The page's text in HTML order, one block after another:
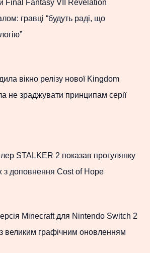
Final Fantasy VII Revelation
гравці “будуть раді, що
вікно релізу нової Kingdom
не зраджувати принципам серії
STALKER 2 показав прогулянку
з доповнення Cost of Hope
Minecraft для Nintendo Switch 2
великим графічним оновленням